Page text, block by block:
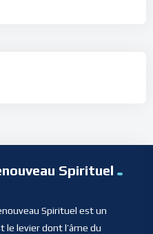
Spirituel
Spirituel est un
le levier dont l’âme du